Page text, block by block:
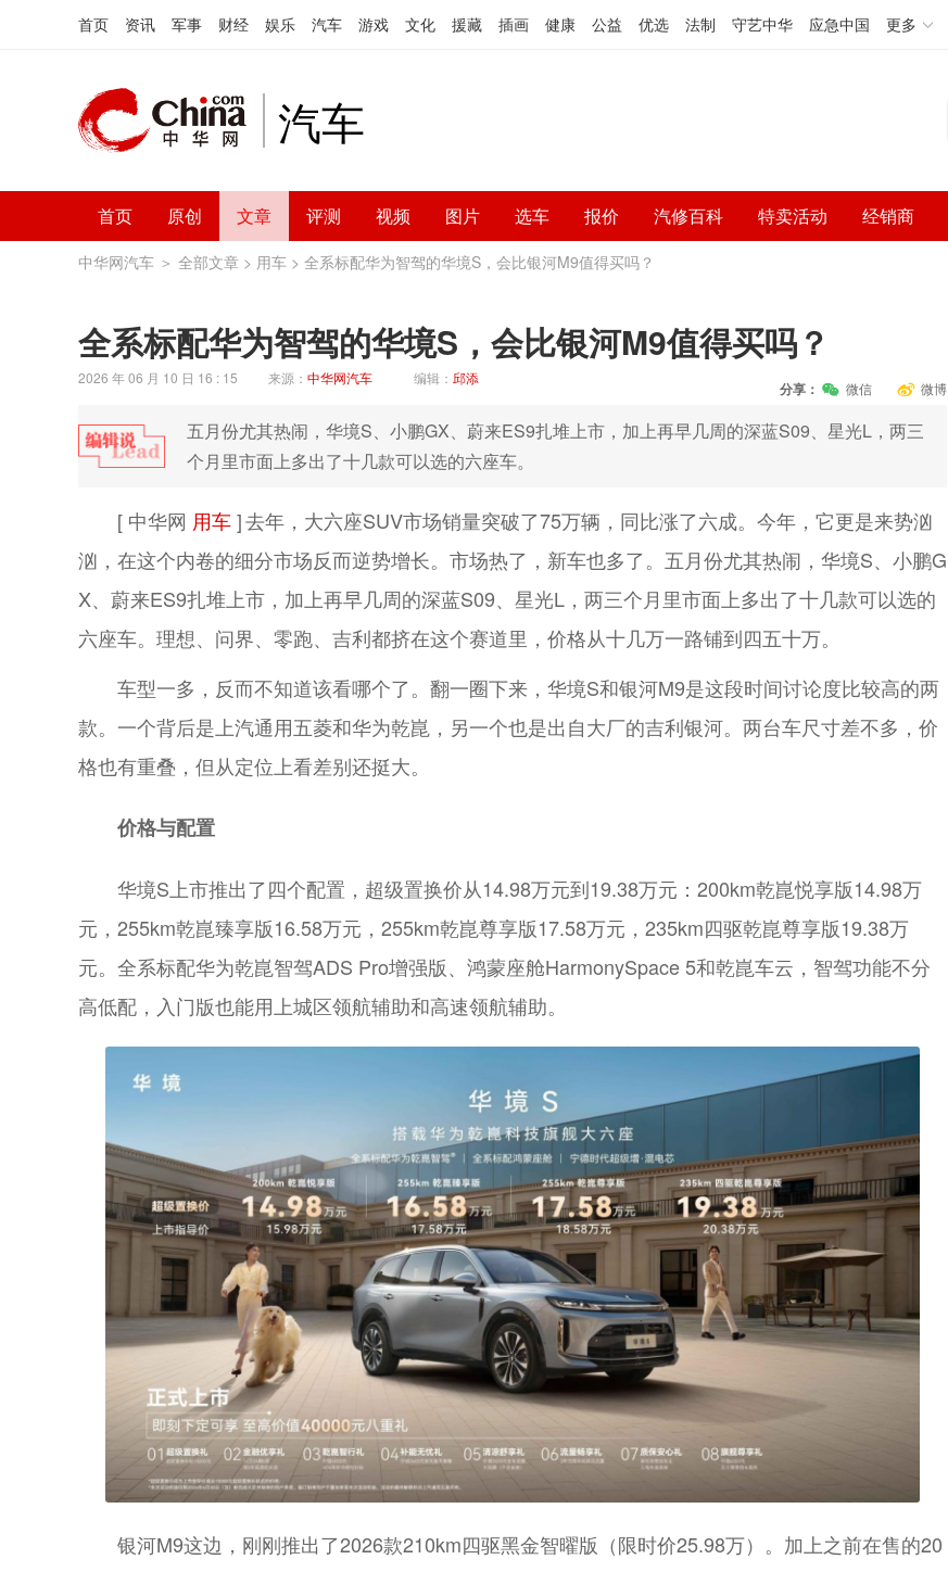
首页 资讯 军事 财经 娱乐 汽车 游戏 文化 援藏 插画 健康 公益 优选 法制 守艺中华 应急中国 更多
汽车
首页 原创 文章 评测 视频 图片 选车 报价 汽修百科 特卖活动 经销商
中华网汽车 ＞ 全部文章 > 用车 > 全系标配华为智驾的华境S，会比银河M9值得买吗？
全系标配华为智驾的华境S，会比银河M9值得买吗？
2026 年 06 月 10 日 16 : 15 来源： 中华网汽车 编辑： 邱添
分享： 微信 微博
五月份尤其热闹，华境S、小鹏GX、蔚来ES9扎堆上市，加上再早几周的深蓝S09、星光L，两三
个月里市面上多出了十几款可以选的六座车。
[ 中华网 用车]去年，大六座SUV市场销量突破了75万辆，同比涨了六成。今年，它更是来势汹
汹，在这个内卷的细分市场反而逆势增长。市场热了，新车也多了。五月份尤其热闹，华境S、小鹏G
X、蔚来ES9扎堆上市，加上再早几周的深蓝S09、星光L，两三个月里市面上多出了十几款可以选的
六座车。理想、问界、零跑、吉利都挤在这个赛道里，价格从十几万一路铺到四五十万。
车型一多，反而不知道该看哪个了。翻一圈下来，华境S和银河M9是这段时间讨论度比较高的两
款。一个背后是上汽通用五菱和华为乾崑，另一个也是出自大厂的吉利银河。两台车尺寸差不多，价
格也有重叠，但从定位上看差别还挺大。
价格与配置
华境S上市推出了四个配置，超级置换价从14.98万元到19.38万元：200km乾崑悦享版14.98万
元，255km乾崑臻享版16.58万元，255km乾崑尊享版17.58万元，235km四驱乾崑尊享版19.38万
元。全系标配华为乾崑智驾ADS Pro增强版、鸿蒙座舱HarmonySpace 5和乾崑车云，智驾功能不分
高低配，入门版也能用上城区领航辅助和高速领航辅助。
银河M9这边，刚刚推出了2026款210km四驱黑金智曜版（限时价25.98万）。加上之前在售的20